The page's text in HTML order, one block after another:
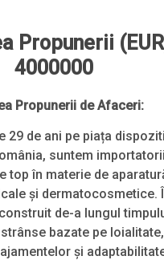
Propunerii
4000000
Propunerii de Afaceri:
29 de ani pe piața
suntem
top în materie de
și dermatocosmetice.
de-a lungul
bazate pe loialitate,
și